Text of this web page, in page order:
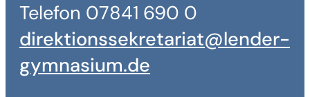
Telefon 07841 690 0
direktionssekretariat@lender-
gymnasium.de